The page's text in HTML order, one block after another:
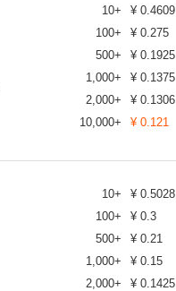
10+ ¥ 0.4609
100+ ¥ 0.275
500+ ¥ 0.1925
1,000+ ¥ 0.1375
2,000+ ¥ 0.1306
10,000+ ¥ 0.121
10+ ¥ 0.5028
100+ ¥ 0.3
500+ ¥ 0.21
1,000+ ¥ 0.15
2,000+ ¥ 0.1425